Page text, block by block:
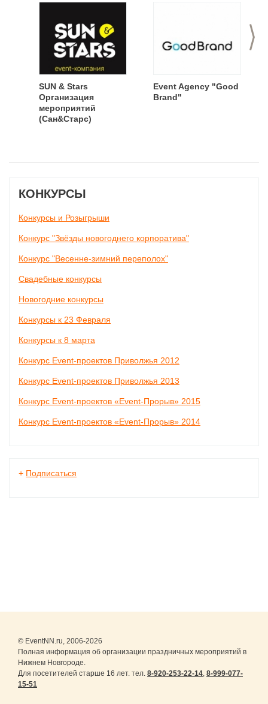
>
SUN & Stars
Организация
мероприятий
(Сан&Старс)
Event Agency "Good
Brand"
КОНКУРСЫ
Конкурсы и Розыгрыши
Конкурс "Звёзды новогоднего корпоратива"
Конкурс "Весенне-зимний переполох"
Свадебные конкурсы
Новогодние конкурсы
Конкурсы к 23 Февраля
Конкурсы к 8 марта
Конкурс Event-проектов Приволжья 2012
Конкурс Event-проектов Приволжья 2013
Конкурс Event-проектов «Event-Прорыв» 2015
Конкурс Event-проектов «Event-Прорыв» 2014
+ Подписаться
© EventNN.ru, 2006-2026
Полная информация об организации праздничных мероприятий в
Нижнем Новгороде.
Для посетителей старше 16 лет. тел. 8-920-253-22-14, 8-999-077-
15-51